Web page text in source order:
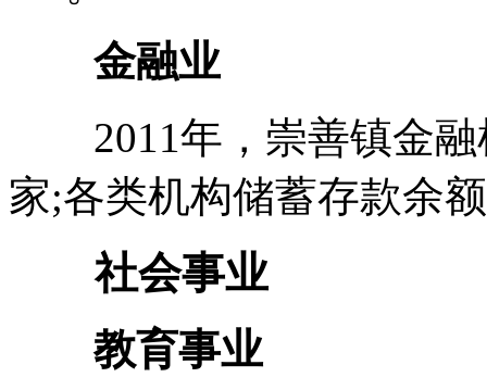
金融业
2011年，崇善镇金融
家;各类机构储蓄存款余
社会事业
教育事业